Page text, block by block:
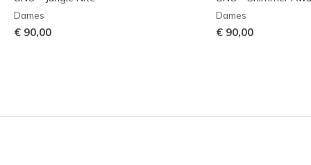
Dames
€ 90,00
Dames
€ 90,00